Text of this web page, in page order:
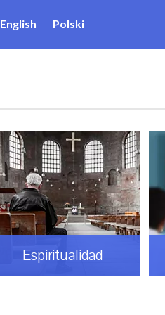
English Polski
Espiritualidad